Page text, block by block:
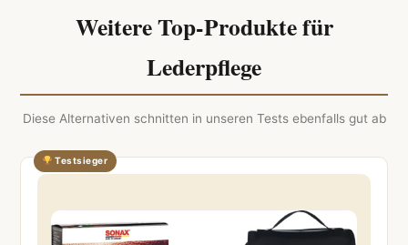
Weitere Top-Produkte für
Lederpflege
Diese Alternativen schnitten in unseren Tests ebenfalls gut ab
Testsieger